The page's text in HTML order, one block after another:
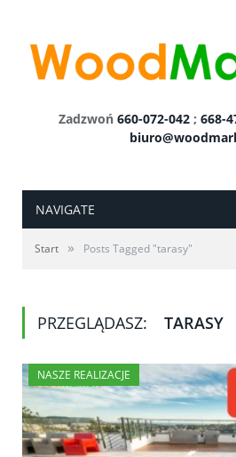
Zadzwoń 660-072-042 ; 668-
NAVIGATE
Start » Posts Tagged "tarasy"
PRZEGLĄDASZ: TARASY
NASZE REALIZACJE